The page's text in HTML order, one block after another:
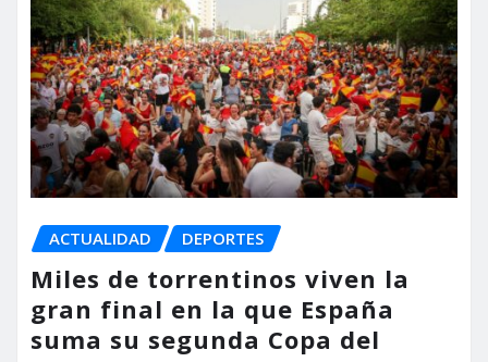
ACTUALIDAD DEPORTES
Miles de torrentinos viven la
gran final en la que España
suma su segunda Copa del